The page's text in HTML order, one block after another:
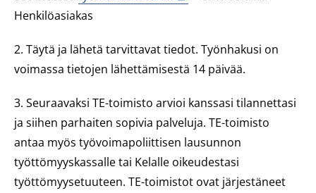
Henkilöasiakas
2. Täytä ja lähetä tarvittavat tiedot. Työnhakusi on
voimassa tietojen lähettämisestä 14 päivää.
3. Seuraavaksi TE-toimisto arvioi kanssasi tilannettasi
ja siihen parhaiten sopivia palveluja. TE-toimisto
antaa myös työvoimapoliittisen lausunnon
työttömyyskassalle tai Kelalle oikeudestasi
työttömyysetuuteen. TE-toimistot ovat järjestäneet